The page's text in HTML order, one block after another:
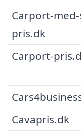
Carport-
pris.dk
Carport-
Cavapris.dk